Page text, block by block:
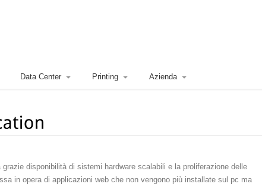
Data Center Printing Azienda
grazie disponibilità di sistemi hardware scalabili e la proliferazione delle
in opera di applicazioni web che non vengono più installate sul pc ma